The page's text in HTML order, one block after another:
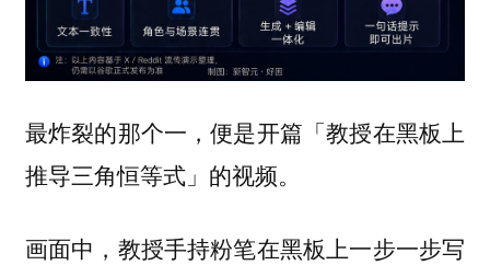
最炸裂的那个一，便是开篇「教授在黑板上
推导三角恒等式」的视频。
画面中，教授手持粉笔在黑板上一步一步写